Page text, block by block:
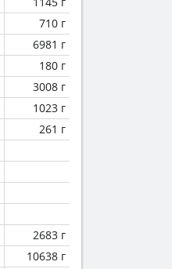
710 г
6981 г
180 г
3008 г
1023 г
261 г
2683 г
10638 г